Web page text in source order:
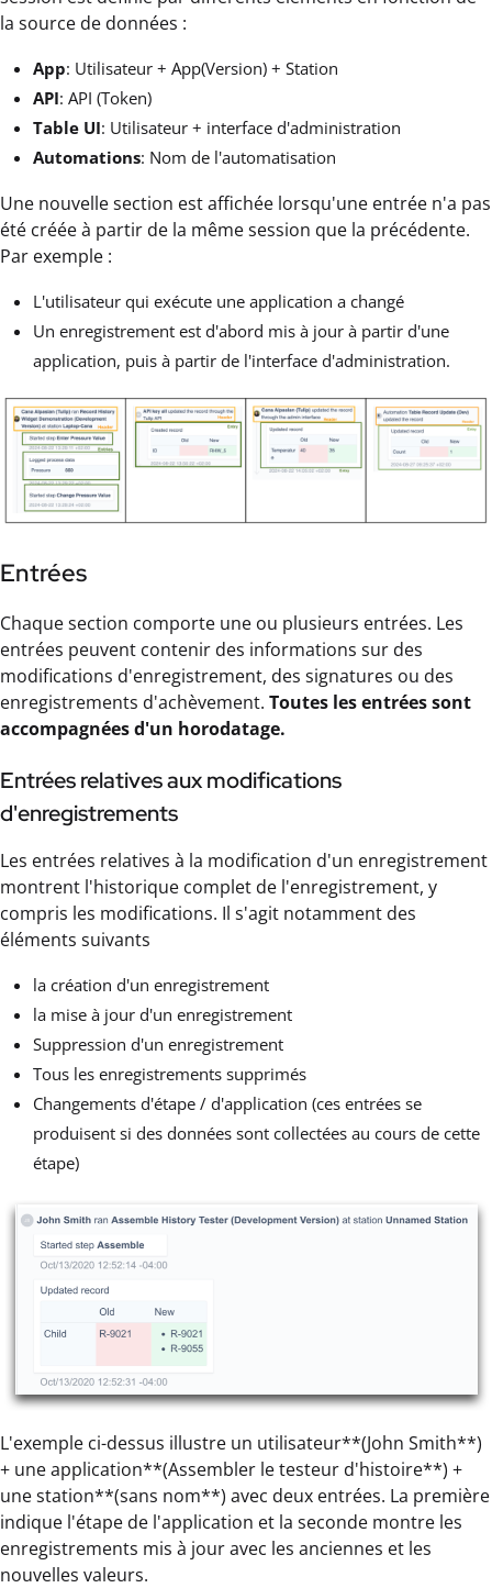
la source de données :
App: Utilisateur + App(Version) + Station
API: API (Token)
Table UI: Utilisateur + interface d'administration
Automations: Nom de l'automatisation
Une nouvelle section est affichée lorsqu'une entrée n'a pas
été créée à partir de la même session que la précédente.
Par exemple :
L'utilisateur qui exécute une application a changé
Un enregistrement est d'abord mis à jour à partir d'une
application, puis à partir de l'interface d'administration.
Entrées
Chaque section comporte une ou plusieurs entrées. Les
entrées peuvent contenir des informations sur des
modifications d'enregistrement, des signatures ou des
enregistrements d'achèvement. Toutes les entrées sont
accompagnées d'un horodatage.
Entrées relatives aux modifications
d'enregistrements
Les entrées relatives à la modification d'un enregistrement
montrent l'historique complet de l'enregistrement, y
compris les modifications. Il s'agit notamment des
éléments suivants
la création d'un enregistrement
la mise à jour d'un enregistrement
Suppression d'un enregistrement
Tous les enregistrements supprimés
Changements d'étape / d'application (ces entrées se
produisent si des données sont collectées au cours de cette
étape)
L'exemple ci-dessus illustre un utilisateur**(John Smith**)
+ une application**(Assembler le testeur d'histoire**) +
une station**(sans nom**) avec deux entrées. La première
indique l'étape de l'application et la seconde montre les
enregistrements mis à jour avec les anciennes et les
nouvelles valeurs.